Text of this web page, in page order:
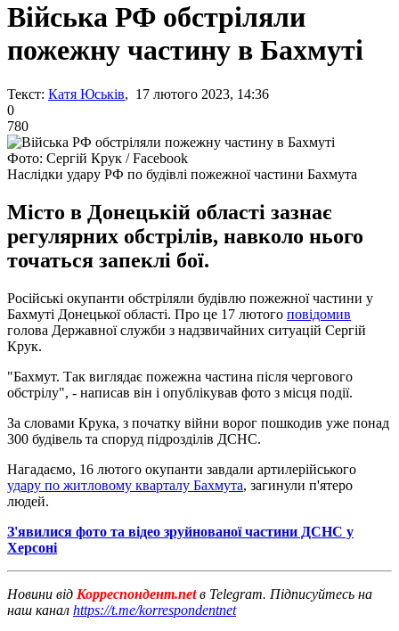
Війська РФ обстріляли
пожежну частину в Бахмуті
Текст: Катя Юськів, 17 лютого 2023, 14:36
0
780
Фото: Сергій Крук / Facebook
Наслідки удару РФ по будівлі пожежної частини Бахмута
Місто в Донецькій області зазнає
регулярних обстрілів, навколо нього
точаться запеклі бої.
Російські окупанти обстріляли будівлю пожежної частини у
Бахмуті Донецької області. Про це 17 лютого повідомив
голова Державної служби з надзвичайних ситуацій Сергій
Крук.
"Бахмут. Так виглядає пожежна частина після чергового
обстрілу", - написав він і опублікував фото з місця події.
За словами Крука, з початку війни ворог пошкодив уже понад
300 будівель та споруд підрозділів ДСНС.
Нагадаємо, 16 лютого окупанти завдали артилерійського
удару по житловому кварталу Бахмута, загинули п'ятеро
людей.
З'явилися фото та відео зруйнованої частини ДСНС у
Херсоні
Новини від Корреспондент.netв Telegram. Підписуйтесь на
наш канал https://t.me/korrespondentnet